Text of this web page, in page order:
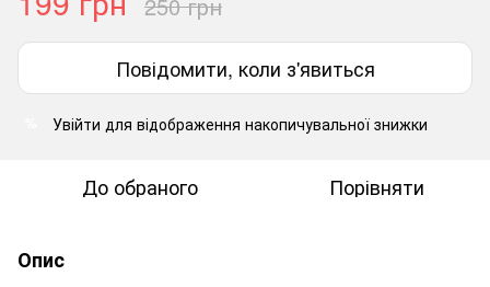
Повідомити, коли з'явиться
Увійти для відображення накопичувальної знижки
До обраного Порівняти
Опис